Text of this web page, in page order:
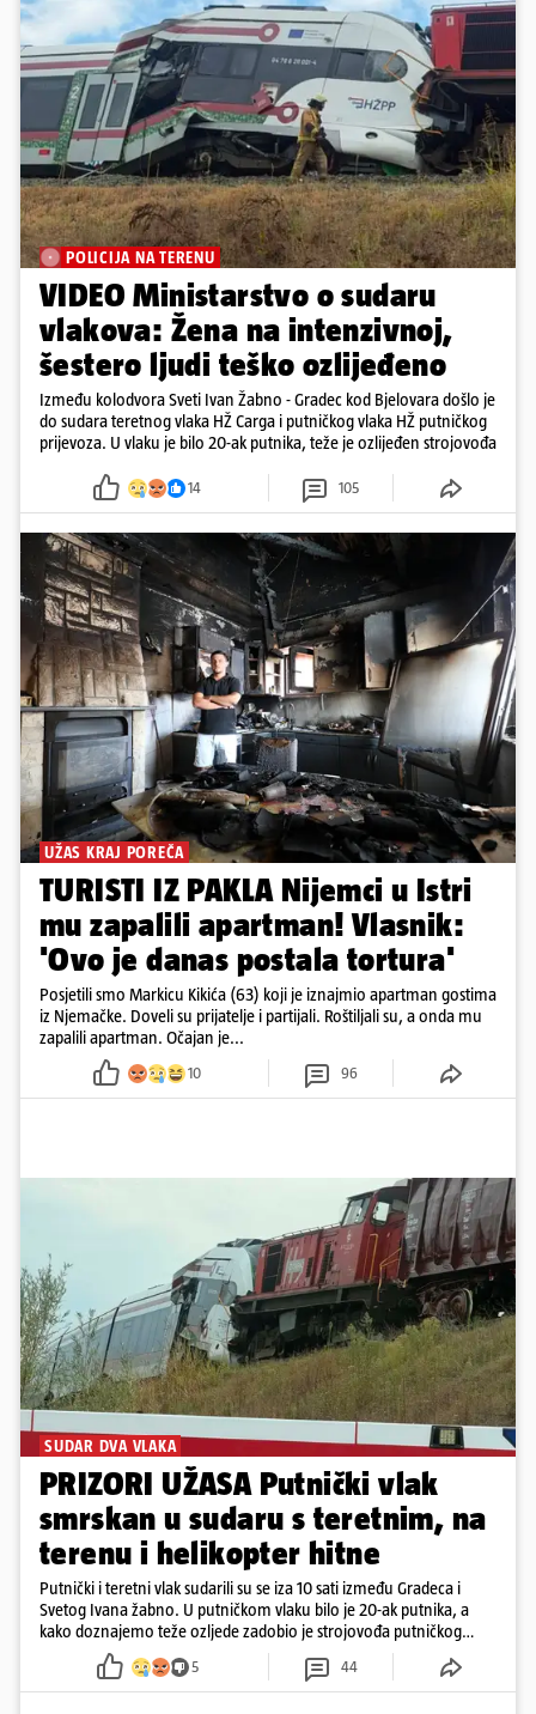
POLICIJA NA TERENU
VIDEO Ministarstvo o sudaru
vlakova: Žena na intenzivnoj,
šestero ljudi teško ozlijeđeno
Između kolodvora Sveti Ivan Žabno - Gradec kod Bjelovara došlo je
do sudara teretnog vlaka HŽ Carga i putničkog vlaka HŽ putničkog
prijevoza. U vlaku je bilo 20-ak putnika, teže je ozlijeđen strojovođa
14 105
UŽAS KRAJ POREČA
TURISTI IZ PAKLA Nijemci u Istri
mu zapalili apartman! Vlasnik:
'Ovo je danas postala tortura'
Posjetili smo Markicu Kikića (63) koji je iznajmio apartman gostima
iz Njemačke. Doveli su prijatelje i partijali. Roštiljali su, a onda mu
zapalili apartman. Očajan je...
10 96
SUDAR DVA VLAKA
PRIZORI UŽASA Putnički vlak
smrskan u sudaru s teretnim, na
terenu i helikopter hitne
Putnički i teretni vlak sudarili su se iza 10 sati između Gradeca i
Svetog Ivana žabno. U putničkom vlaku bilo je 20-ak putnika, a
kako doznajemo teže ozljede zadobio je strojovođa putničkog
vlaka. Zatvoren je promet, a fotoreporteri Prigorskog objavili su
prve snimke s mjesta sudara
5 44